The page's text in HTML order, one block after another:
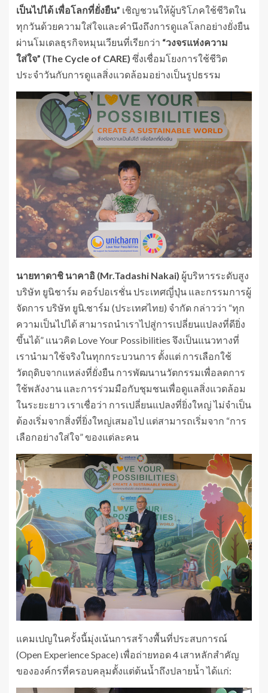
เป็นไปได้ เพื่อโลกที่ยั่งยืน” เชิญชวนให้ผู้บริโภคใช้ชีวิตใน
ทุกวันด้วยความใส่ใจและคำนึงถึงการดูแลโลกอย่างยั่งยืน
ผ่านโมเดลธุรกิจหมุนเวียนที่เรียกว่า “วงจรแห่งความ
ใส่ใจ” (The Cycle of CARE) ซึ่งเชื่อมโยงการใช้ชีวิต
ประจำวันกับการดูแลสิ่งแวดล้อมอย่างเป็นรูปธรรม
นายทาดาชิ นาคาอิ (Mr.Tadashi Nakai) ผู้บริหารระดับสูง
บริษัท ยูนิชาร์ม คอร์ปอเรชั่น ประเทศญี่ปุ่น และกรรมการผู้
จัดการ บริษัท ยูนิ.ชาร์ม (ประเทศไทย) จำกัด กล่าวว่า “ทุก
ความเป็นไปได้ สามารถนำเราไปสู่การเปลี่ยนแปลงที่ดียิ่ง
ขึ้นได้” แนวคิด Love Your Possibilities จึงเป็นแนวทางที่
เรานำมาใช้จริงในทุกกระบวนการ ตั้งแต่ การเลือกใช้
วัตถุดิบจากแหล่งที่ยั่งยืน การพัฒนานวัตกรรมเพื่อลดการ
ใช้พลังงาน และการร่วมมือกับชุมชนเพื่อดูแลสิ่งแวดล้อม
ในระยะยาว เราเชื่อว่า การเปลี่ยนแปลงที่ยิ่งใหญ่ ไม่จำเป็น
ต้องเริ่มจากสิ่งที่ยิ่งใหญ่เสมอไป แต่สามารถเริ่มจาก “การ
เลือกอย่างใส่ใจ” ของแต่ละคน
แคมเปญในครั้งนี้มุ่งเน้นการสร้างพื้นที่ประสบการณ์
(Open Experience Space) เพื่อถ่ายทอด 4 เสาหลักสำคัญ
ขององค์กรที่ครอบคลุมตั้งแต่ต้นน้ำถึงปลายน้ำ ได้แก่: